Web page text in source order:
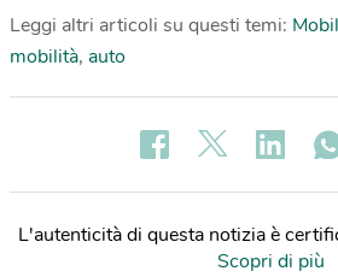
Leggi altri articoli su questi temi:
mobilità, auto
L'autenticità di questa notizia è
Scopri di più